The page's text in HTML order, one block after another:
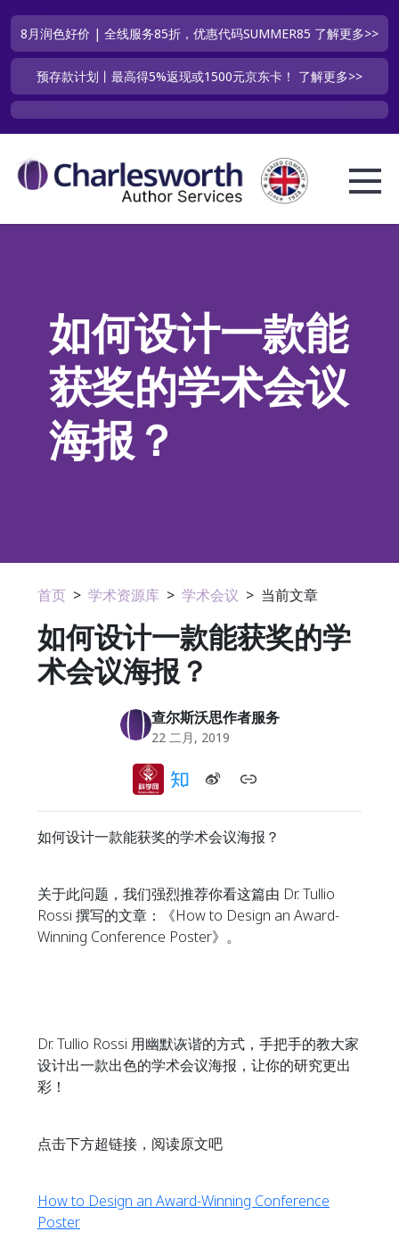
8月润色好价 | 全线服务85折，优惠代码SUMMER85 了解更多>>
预存款计划丨最高得5%返现或1500元京东卡！ 了解更多>>
如何设计一款能
获奖的学术会议
海报？
首页 > 学术资源库 > 学术会议 > 当前文章
如何设计一款能获奖的学
术会议海报？
查尔斯沃思作者服务
22 二月, 2019
如何设计一款能获奖的学术会议海报？
关于此问题，我们强烈推荐你看这篇由 Dr. Tullio
Rossi 撰写的文章：《How to Design an Award-
Winning Conference Poster》。
Dr. Tullio Rossi 用幽默诙谐的方式，手把手的教大家
设计出一款出色的学术会议海报，让你的研究更出
彩！
点击下方超链接，阅读原文吧
How to Design an Award-Winning Conference
Poster